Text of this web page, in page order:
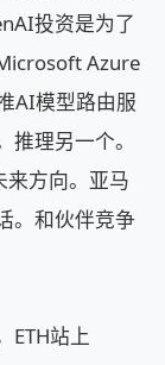
投资是为了
Azure
AI模型路由服
理另一个。
方向。亚马
。和伙伴竞争
ETH站上